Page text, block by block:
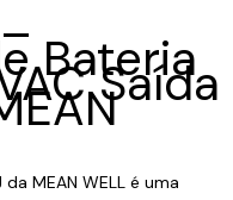
Bateria
Saída
MEAN WELL é uma